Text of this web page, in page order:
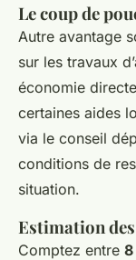
Le coup de
Autre avantage
sur les travaux
économie
certaines aides
via le conseil
conditions de
situation.
Estimation
Comptez entre